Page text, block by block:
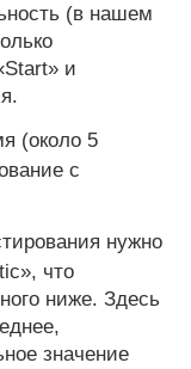
(в нашем
и
(около 5
с
нужно
что
ниже. Здесь
значение